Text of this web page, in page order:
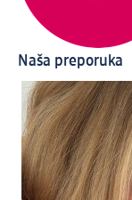
Naša preporuka